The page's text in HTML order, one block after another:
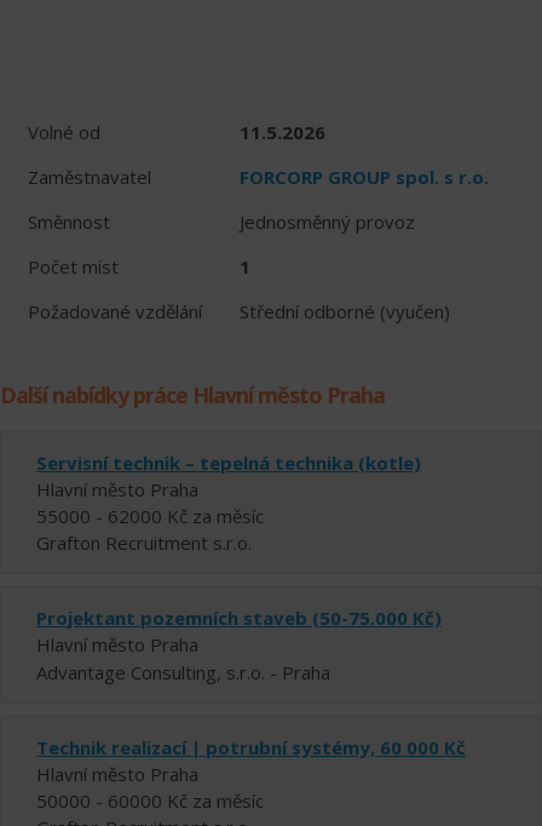
Volné od
11.5.2026
Zaměstnavatel
FORCORP GROUP spol. s r.o.
Směnnost
Jednosměnný provoz
Počet míst
1
Požadované vzdělání
Střední odborné (vyučen)
Další nabídky práce Hlavní město Praha
Servisní technik – tepelná technika (kotle)
Hlavní město Praha
55000 - 62000 Kč za měsíc
Grafton Recruitment s.r.o.
Projektant pozemních staveb (50-75.000 Kč)
Hlavní město Praha
Advantage Consulting, s.r.o. - Praha
Technik realizací | potrubní systémy, 60 000 Kč
Hlavní město Praha
50000 - 60000 Kč za měsíc